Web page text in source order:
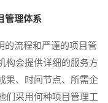
管理体系
流程和严谨的项目管
构会提供详细的服务方
果、时间节点、所需企
们采用何种项目管理工